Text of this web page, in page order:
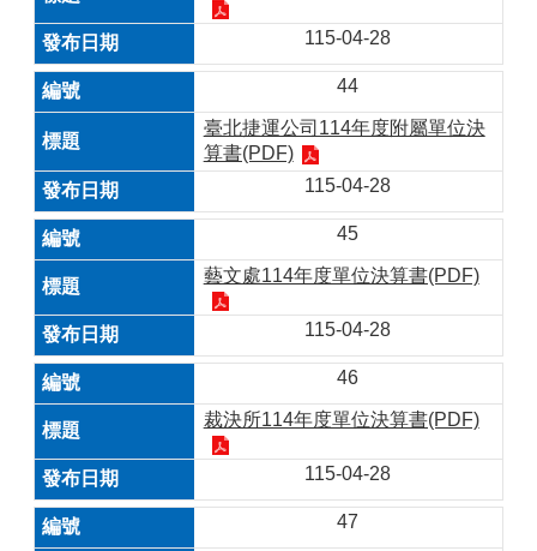
115-04-28
44
臺北捷運公司114年度附屬單位決
算書(PDF)
115-04-28
45
藝文處114年度單位決算書(PDF)
115-04-28
46
裁決所114年度單位決算書(PDF)
115-04-28
47